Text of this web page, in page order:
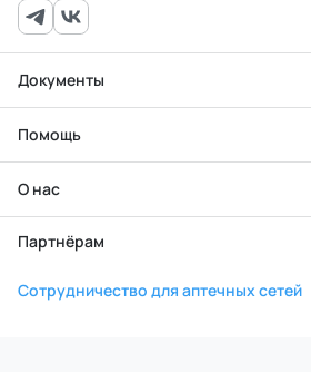
Документы
Помощь
О нас
Партнёрам
Сотрудничество для аптечных сетей